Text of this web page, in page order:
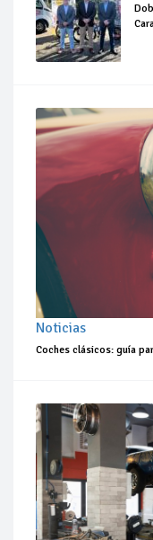
Noticias
Coches clásicos: guía